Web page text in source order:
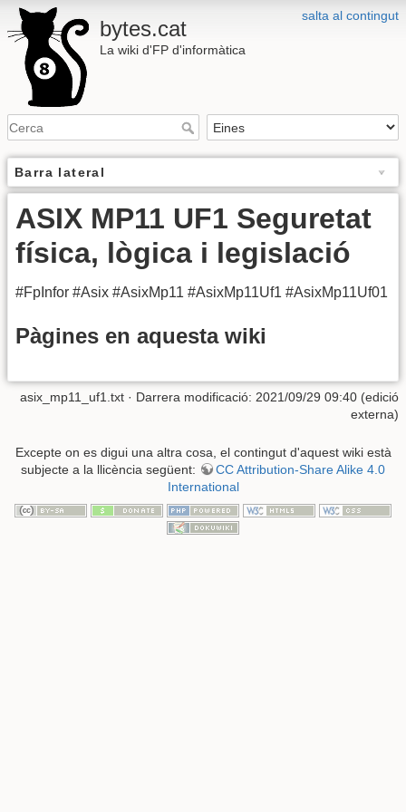
salta al contingut
bytes.cat
La wiki d'FP d'informàtica
Barra lateral
ASIX MP11 UF1 Seguretat
física, lògica i legislació
#FpInfor #Asix #AsixMp11 #AsixMp11Uf1 #AsixMp11Uf01
Pàgines en aquesta wiki
asix_mp11_uf1.txt · Darrera modificació: 2021/09/29 09:40 (edició
externa)
Excepte on es digui una altra cosa, el contingut d'aquest wiki està
subjecte a la llicència següent:
CC Attribution-Share Alike 4.0
International